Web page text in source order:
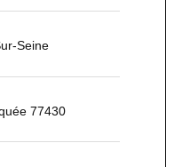
Seine
77430